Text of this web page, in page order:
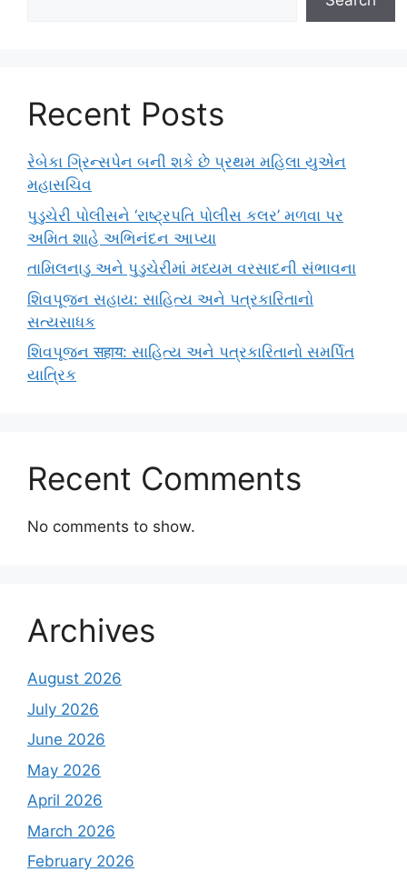
Recent Posts
રેબેકા ગ્રિન્સપેન બની શકે છે પ્રથમ મહિલા યુએન
મહાસચિવ
પુડુચેરી પોલીસને ‘રાષ્ટ્રપતિ પોલીસ કલર’ મળવા પર
અમિત શાહે અભિનંદન આપ્યા
તામિલનાડુ અને પુડુચેરીમાં મધ્યમ વરસાદની સંભાવના
શિવપૂજન સહાય: સાહિત્ય અને પત્રકારિતાનો
સત્યસાધક
શિવપૂજન सहाय: સાહિત્ય અને પત્રકારિતાનો સમર્પિત
યાત્રિક
Recent Comments
No comments to show.
Archives
August 2026
July 2026
June 2026
May 2026
April 2026
March 2026
February 2026